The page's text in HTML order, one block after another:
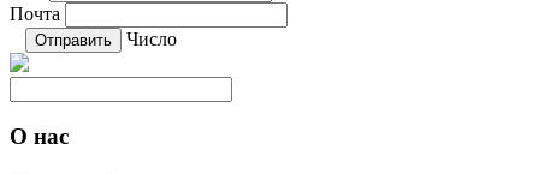
Почта
Число
О нас